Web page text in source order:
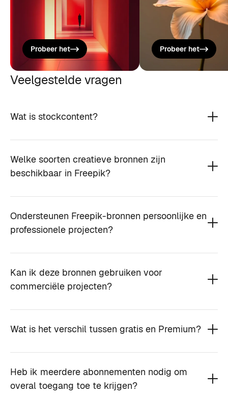
Probeer het Probeer het
Veelgestelde vragen
Wat is stockcontent?
Welke soorten creatieve bronnen zijn
beschikbaar in Freepik?
Ondersteunen Freepik-bronnen persoonlijke en
professionele projecten?
Kan ik deze bronnen gebruiken voor
commerciële projecten?
Wat is het verschil tussen gratis en Premium?
Heb ik meerdere abonnementen nodig om
overal toegang toe te krijgen?